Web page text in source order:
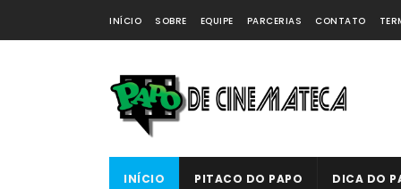
INÍCIO SOBRE EQUIPE PARCERIAS CONTATO
INÍCIO PITACO DO PAPO DICA DO